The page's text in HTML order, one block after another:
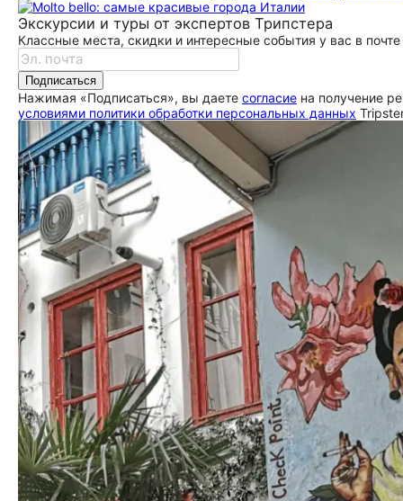
Экскурсии и туры от экспертов Трипстера
Классные места, скидки и интересные события у вас в почте
Подписаться
Нажимая «Подписаться», вы даете согласие на получение
условиями политики обработки персональных данных